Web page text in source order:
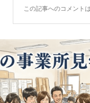
この記事へのコメント